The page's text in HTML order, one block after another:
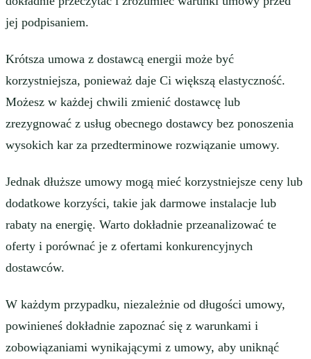
jej podpisaniem.
Krótsza umowa z dostawcą energii może być
korzystniejsza, ponieważ daje Ci większą elastyczność.
Możesz w każdej chwili zmienić dostawcę lub
zrezygnować z usług obecnego dostawcy bez ponoszenia
wysokich kar za przedterminowe rozwiązanie umowy.
Jednak dłuższe umowy mogą mieć korzystniejsze ceny lub
dodatkowe korzyści, takie jak darmowe instalacje lub
rabaty na energię. Warto dokładnie przeanalizować te
oferty i porównać je z ofertami konkurencyjnych
dostawców.
W każdym przypadku, niezależnie od długości umowy,
powinieneś dokładnie zapoznać się z warunkami i
zobowiązaniami wynikającymi z umowy, aby uniknąć